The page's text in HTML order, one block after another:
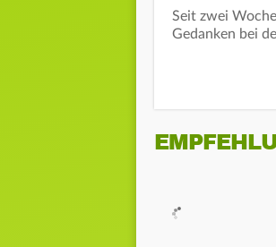
Seit zwei
Gedanken bei